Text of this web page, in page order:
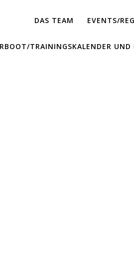
DAS TEAM EVENTS/
TRAININGSKALENDER UND